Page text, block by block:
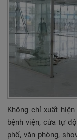
Không chỉ xuất
bệnh viện, cửa tự
phố, văn phòng,